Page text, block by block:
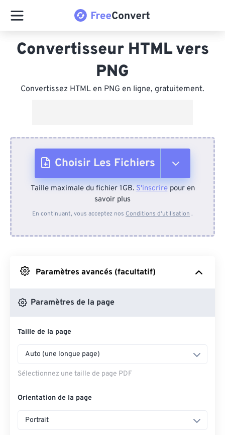
Convertisseur HTML vers
PNG
Convertissez HTML en PNG en ligne, gratuitement.
Choisir Les Fichiers
Depuis l'appareil
Depuis Google Drive
Depuis OneDrive
Accéder à la page Web
Taille maximale du fichier 1GB.S'inscrirepour en
savoir plus
En continuant, vous acceptez nos Conditions d'utilisation .
Paramètres avancés (facultatif)
Paramètres de la page
Taille de la page
Auto (une longue page)
Sélectionnez une taille de page PDF
Orientation de la page
Portrait